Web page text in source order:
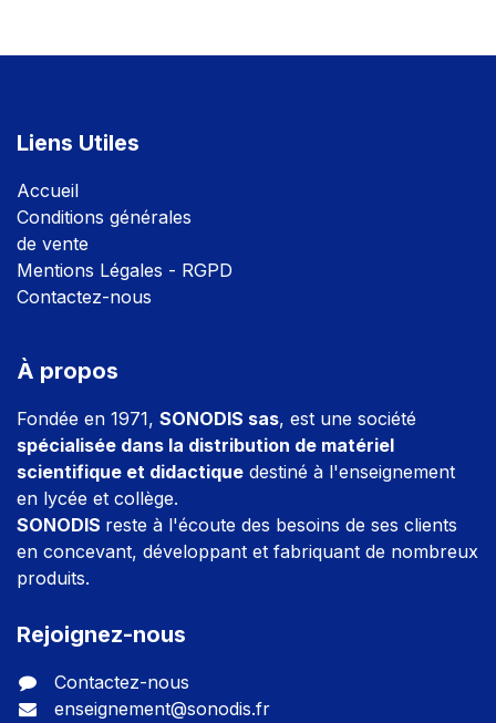
Liens Utiles
Accueil
Conditions générales
de vente
Mentions Légales - RGPD
Contactez-nous
À propos
Fondée en 1971, SONODIS sas, est une société
spécialisée dans la distribution de matériel
scientifique et didactique destiné à l'enseignement
en lycée et collège.
SONODIS reste à l'écoute des besoins de ses clients
en concevant, développant et fabriquant de nombreux
produits.
Rejoignez-nous
Contactez-nous
enseignement@sonodis.fr